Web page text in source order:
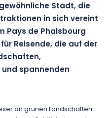
Stadt, die
in sich vereint
Pays de Phalsbourg
Reisende, die auf der
spannenden
an grünen Landschaften